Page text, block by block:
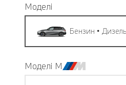
Моделі
Бензин • Дизель
Моделі M